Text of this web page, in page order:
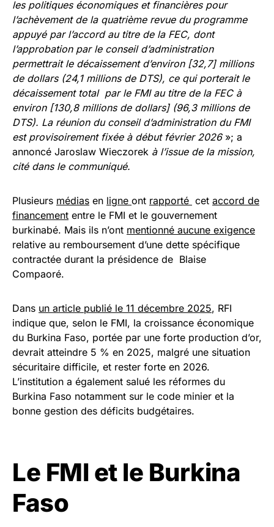
les politiques économiques et financières pour
l’achèvement de la quatrième revue du programme
appuyé par l’accord au titre de la FEC, dont
l’approbation par le conseil d’administration
permettrait le décaissement d’environ [32,7] millions
de dollars (24,1 millions de DTS), ce qui porterait le
décaissement total par le FMI au titre de la FEC à
environ [130,8 millions de dollars] (96,3 millions de
DTS). La réunion du conseil d’administration du FMI
est provisoirement fixée à début février 2026»; a
annoncé Jaroslaw Wieczorek à l’issue de la mission,
cité dans le communiqué.
Plusieurs médias en ligne ont rapporté cet accord de
financement entre le FMI et le gouvernement
burkinabé. Mais ils n’ont mentionné aucune exigence
relative au remboursement d’une dette spécifique
contractée durant la présidence de Blaise
Compaoré.
Dans un article publié le 11 décembre 2025, RFI
indique que, selon le FMI, la croissance économique
du Burkina Faso, portée par une forte production d’or,
devrait atteindre 5 % en 2025, malgré une situation
sécuritaire difficile, et rester forte en 2026.
L’institution a également salué les réformes du
Burkina Faso notamment sur le code minier et la
bonne gestion des déficits budgétaires.
Le FMI et le Burkina
Faso